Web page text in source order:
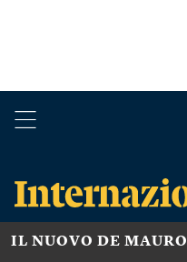
IL NUOVO DE MAURO